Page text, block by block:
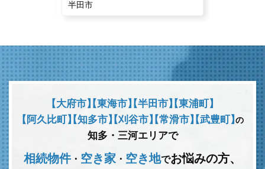
半田市
【大府市】【東海市】【半田市】【東浦町】
【阿久比町】【知多市】【刈谷市】【常滑市】【武豊町】の
知多・三河エリアで
相続物件･ 空き家 ･ 空き地でお悩みの方、